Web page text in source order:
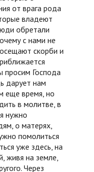
от врага рода
владеют
обретали
с нами не
скорби и
просим Господа
дарует нам
еще время, но
в молитве, в
нужно
о матерях,
помолиться
уже здесь, на
живя на земле,
Через